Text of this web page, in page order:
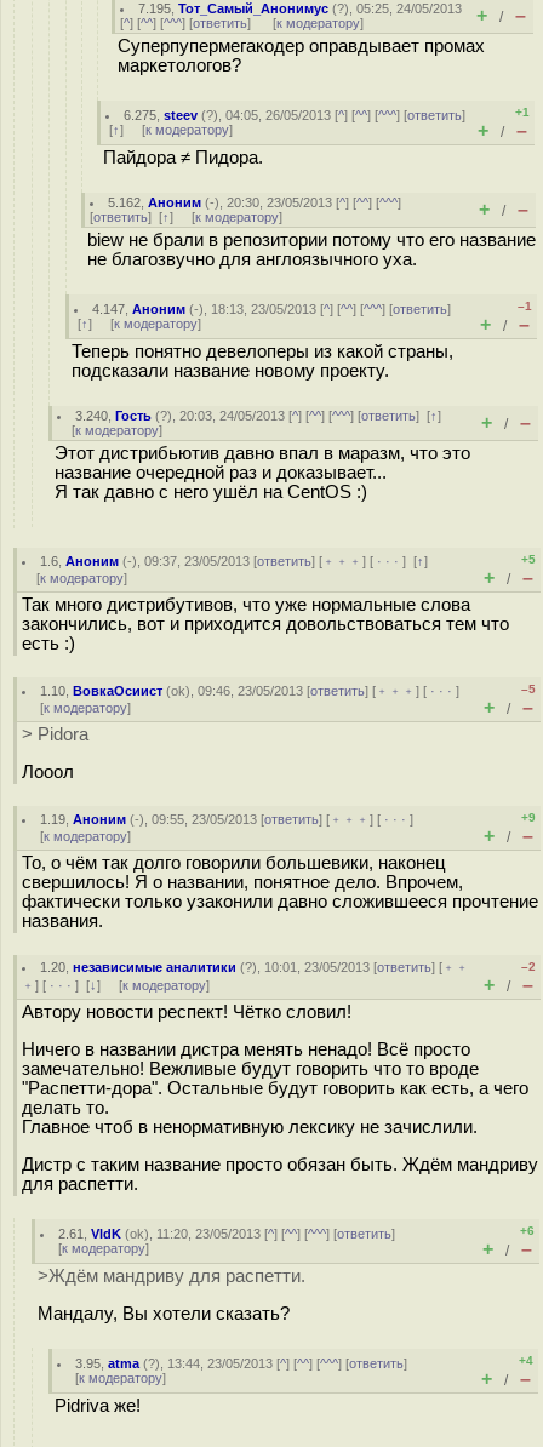
7.195 ,Тот_Самый_Анонимус (?), 05:25, 24/05/2013
[^] [^^] [^^^] [ответить] [к модератору] + / –
Суперпупермегакодер оправдывает промах
маркетологов?
6.275 ,steev (?), 04:05, 26/05/2013 [^] [^^] [^^^] [ответить]
[↑] [к модератору]
+1
+ / –
Пайдора ≠ Пидора.
5.162 ,Аноним (-), 20:30, 23/05/2013 [^] [^^] [^^^]
[ответить] [↑] [к модератору] + / –
biew не брали в репозитории потому что его название
не благозвучно для англоязычного уха.
4.147 ,Аноним (-), 18:13, 23/05/2013 [^] [^^] [^^^] [ответить]
[↑] [к модератору]
–1
+ / –
Теперь понятно девелоперы из какой страны,
подсказали название новому проекту.
3.240 ,Гость (?), 20:03, 24/05/2013 [^] [^^] [^^^] [ответить][↑]
[к модератору] + / –
Этот дистрибьютив давно впал в маразм, что это
название очередной раз и доказывает...
Я так давно с него ушёл на CentOS :)
1.6 ,Аноним (-), 09:37, 23/05/2013 [ответить] [ ﹢﹢﹢] [ · · ·][↑]
[к модератору]
+5
+ / –
Так много дистрибутивов, что уже нормальные слова
закончились, вот и приходится довольствоваться тем что
есть :)
1.10 ,ВовкаОсиист (ok), 09:46, 23/05/2013 [ответить] [ ﹢﹢﹢] [ · · ·]
[к модератору]
–5
+ / –
> Pidora
Лооол
1.19 ,Аноним (-), 09:55, 23/05/2013 [ответить] [ ﹢﹢﹢] [ · · ·]
[к модератору]
+9
+ / –
То, о чём так долго говорили большевики, наконец
свершилось! Я о названии, понятное дело. Впрочем,
фактически только узаконили давно сложившееся прочтение
названия.
1.20 ,независимые аналитики (?), 10:01, 23/05/2013 [ответить] [ ﹢﹢
﹢ ] [ · · · ] [↓] [к модератору]
–2
+ / –
Автору новости респект! Чётко словил!
Ничего в названии дистра менять ненадо! Всё просто
замечательно! Вежливые будут говорить что то вроде
"Распетти-дора". Остальные будут говорить как есть, а чего
делать то.
Главное чтоб в ненормативную лексику не зачислили.
Дистр с таким название просто обязан быть. Ждём мандриву
для распетти.
2.61 ,VldK (ok), 11:20, 23/05/2013 [^] [^^] [^^^] [ответить]
[к модератору]
+6
+ / –
>Ждём мандриву для распетти.
Мандалу, Вы хотели сказать?
3.95 ,atma (?), 13:44, 23/05/2013 [^] [^^] [^^^] [ответить]
[к модератору]
+4
+ / –
Pidriva же!